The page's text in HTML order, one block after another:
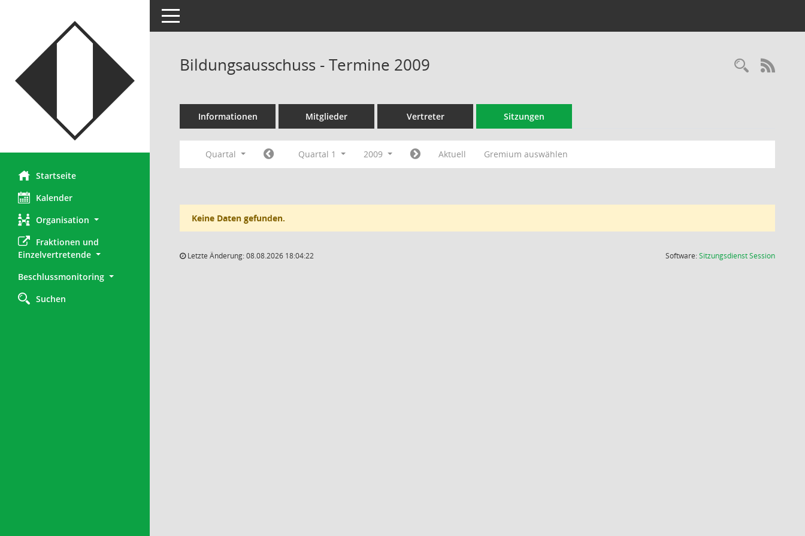
Startseite
Kalender
Organisation
Fraktionen und
Einzelvertretende
Beschlussmonitoring
Suchen
Toggle navigation
Bildungsausschuss - Termine 2009
Informationen Mitglieder Vertreter Sitzungen
Quartal Quartal 1 2009 Aktuell Gremium auswählen
Keine Daten gefunden.
Letzte Änderung: 08.08.2026 18:04:22 Software:SitzungsdienstSession(Wird in